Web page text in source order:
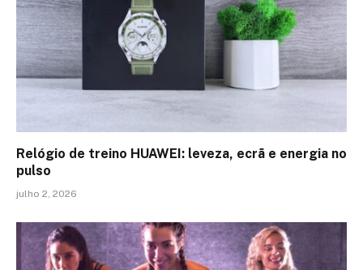
Relógio de treino​ HUAWEI: leveza, ecrã e energia no
pulso
julho 2, 2026